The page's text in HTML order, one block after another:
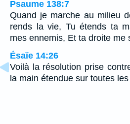
Psaume 138:7
Quand je marche au milieu
rends la vie, Tu étends ta
mes ennemis, Et ta droite me
Ésaïe 14:26
Voilà la résolution prise
la main étendue sur toutes